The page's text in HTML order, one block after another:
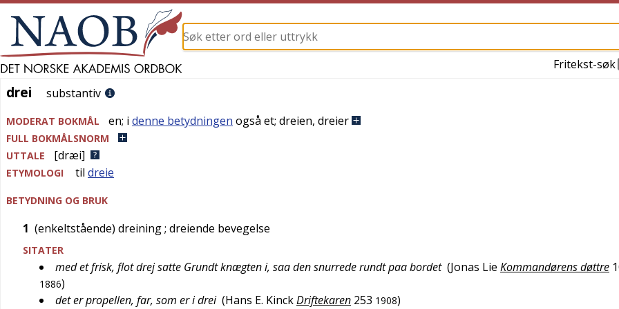
Fritekst-søk
drei
drei substantiv
MODERAT BOKMÅL en; i denne betydningen også et; dreien, dreier
FULL BOKMÅLSNORM
UTTALE
[dræi]
ETYMOLOGI til dreie
BETYDNING OG BRUK
1 (enkeltstående) dreining; dreiende bevegelse
SITATER
med et frisk, flot drej satte Grundt knægten i, saa den snurrede rundt paa bordet (Jonas Lie Kommandørens døttre
1886)
det er propellen, far, som er i drei (Hans E. KinckDriftekaren 253 1908)